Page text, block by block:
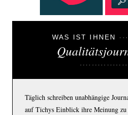
WAS IST IHNEN
Täglich schreiben unabhängige
auf Tichys Einblick ihre Meinung